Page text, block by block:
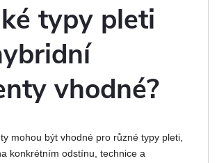
typy pleti
vhodné?
mohou být vhodné pro různé typy pleti,
konkrétním odstínu, technice a